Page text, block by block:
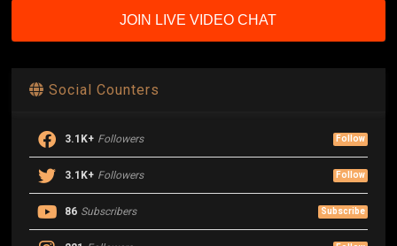
JOIN LIVE VIDEO CHAT
Social Counters
3.1K+ Followers Follow
3.1K+ Followers Follow
86 Subscribers Subscribe